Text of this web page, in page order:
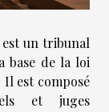
un tribunal
base de la loi
est composé
et juges